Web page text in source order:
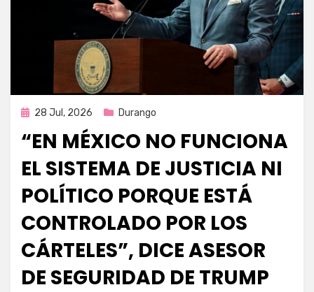
Publicada
28 Jul, 2026 Durango
“EN MÉXICO NO FUNCIONA
EL SISTEMA DE JUSTICIA NI
POLÍTICO PORQUE ESTÁ
CONTROLADO POR LOS
CÁRTELES”, DICE ASESOR
DE SEGURIDAD DE TRUMP